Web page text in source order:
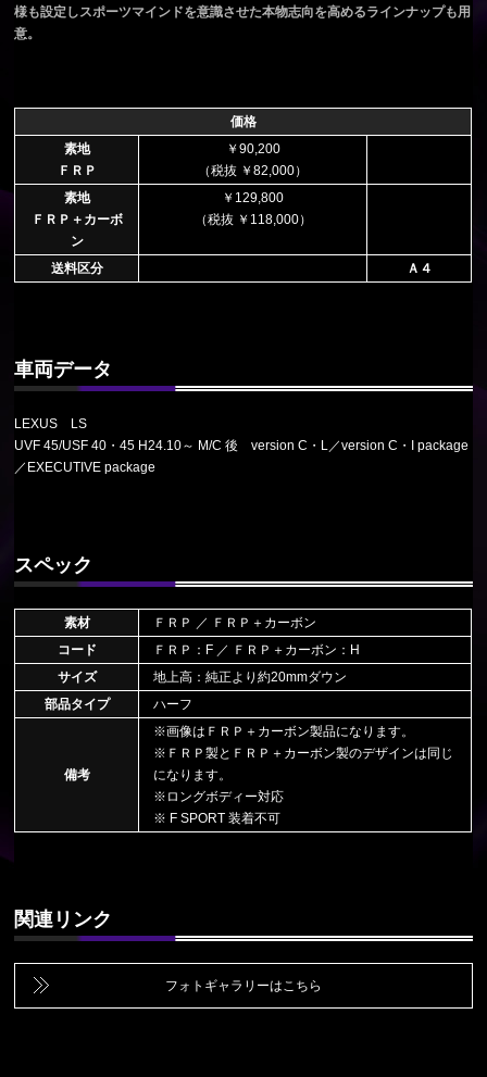
様も設定しスポーツマインドを意識させた本物志向を高めるラインナップも用
意。
価格
素地
ＦＲＰ
￥90,200
（税抜 ￥82,000）
素地
ＦＲＰ＋カーボ
ン
￥129,800
（税抜 ￥118,000）
送料区分 Ａ４
車両データ
LEXUS LS
UVF 45/USF 40・45 H24.10～ M/C 後 version C・L／version C・I package
／EXECUTIVE package
スペック
素材
ＦＲＰ ／ ＦＲＰ＋カーボン
コード
ＦＲＰ：F ／ ＦＲＰ＋カーボン：H
サイズ
地上高：純正より約20mmダウン
部品タイプ
ハーフ
備考
※画像はＦＲＰ＋カーボン製品になります。
※ＦＲＰ製とＦＲＰ＋カーボン製のデザインは同じ
になります。
※ロングボディー対応
※ F SPORT 装着不可
関連リンク
フォトギャラリーはこちら